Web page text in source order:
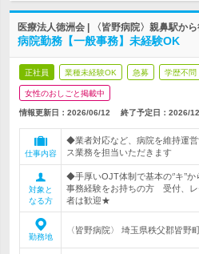
医療法人徳洲会 | 〈皆野病院〉親鼻駅か
病院勤務【一般事務】未経験OK
正社員 業種未経験OK 急募 学歴不問
女性のおしごと掲載中
情報更新日：2026/06/12 終了予定日： 2026/
仕事内容
◆業者対応など、病院を維持運
ス業務を担当いただきます
対象と
なる方
◆手厚いOJT体制で基本の‘’キ’’
事務経験をお持ちの方 受付、
者は歓迎★
勤務地
〈皆野病院〉 埼玉県秩父郡皆野